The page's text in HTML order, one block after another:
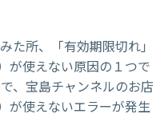
た所、「有効期限切れ」
が使えない原因の１つで
、宝島チャンネルのお店
が使えないエラーが発生